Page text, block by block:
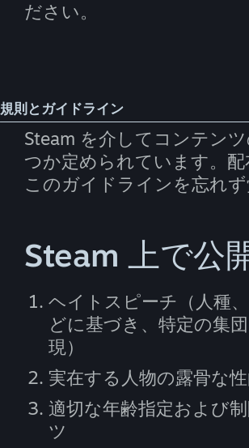
ださい。
規則とガイドライン
Steam を介してコンテン
つか定められています。
このガイドラインを忘れ
Steam 上で公
ヘイトスピーチ（人種
どに基づき、特定の集
現）
実在する人物の露骨な
適切な年齢指定および
ツ